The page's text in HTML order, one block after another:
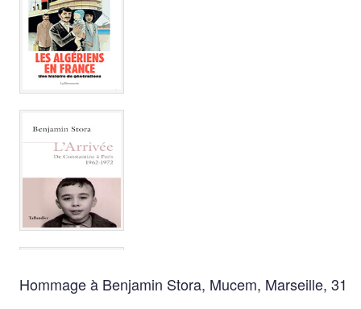
Hommage à Benjamin Stora, Mucem, Marseille, 31